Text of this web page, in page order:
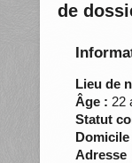
de
Lieu de
Âge : 22
Statut
Domicile
Adresse